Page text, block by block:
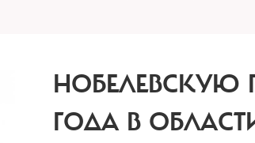
НОБЕЛЕВСКУЮ
ГОДА В